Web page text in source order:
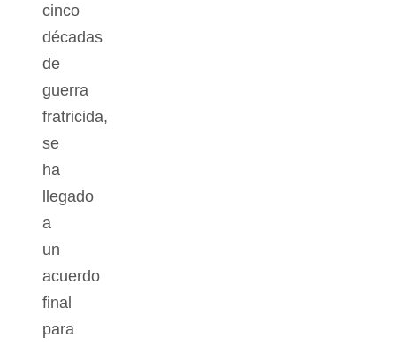
cinco
décadas
de
guerra
fratricida,
se
ha
llegado
a
un
acuerdo
final
para